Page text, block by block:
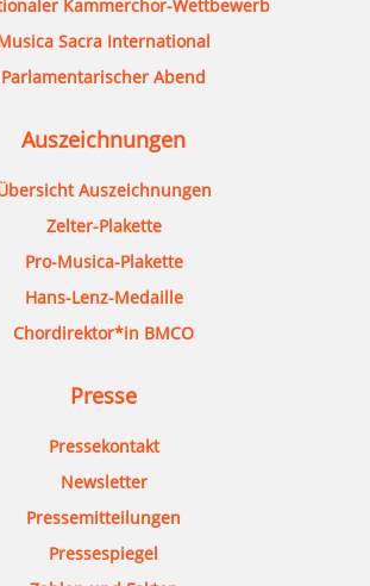
Kammerchor-Wettbewerb
Sacra International
Parlamentarischer Abend
Auszeichnungen
Auszeichnungen
Zelter-Plakette
Pro-Musica-Plakette
Hans-Lenz-Medaille
Chordirektor*in BMCO
Presse
Pressekontakt
Newsletter
Pressemitteilungen
Pressespiegel